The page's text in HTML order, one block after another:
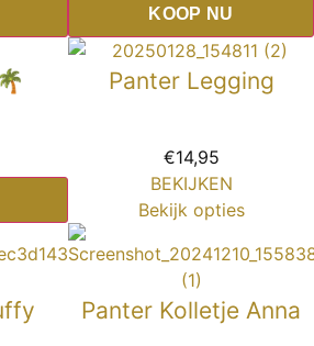
KOOP NU
Panter Legging
€14,95
BEKIJKEN
Bekijk opties
Panter Kolletje Anna